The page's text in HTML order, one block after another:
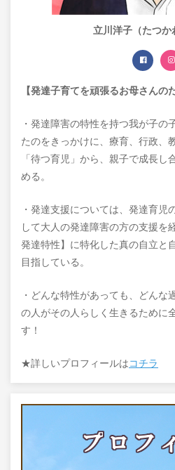
立川洋子（たつか
【発達子育てを頑張るお母さんの
・発達障害の特性を持つ我が子の
たのをきっかけに、療育、行政、
「待つ育児」から、親子で成長し
める。
・発達支援については、発達育児
して大人の発達障害の方の支援を
発達特性】に特化した真の自立と
目指している。
・どんな特性があっても、どんな
の人がその人らしく生きるために
す！
★詳しいプロフィールはコチラ